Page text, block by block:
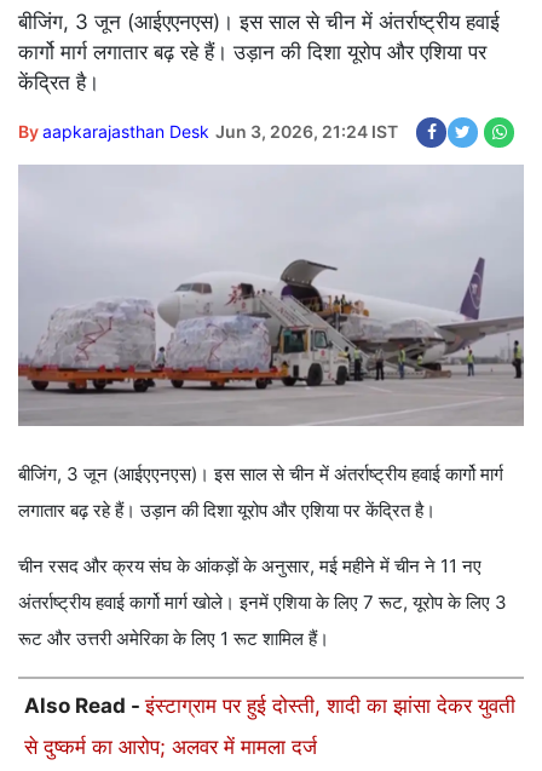
बीजिंग, 3 जून (आईएएनएस)। इस साल से चीन में अंतर्राष्ट्रीय हवाई
कार्गो मार्ग लगातार बढ़ रहे हैं। उड़ान की दिशा यूरोप और एशिया पर
केंद्रित है।
Byaapkarajasthan Desk Jun 3, 2026, 21:24 IST
बीजिंग, 3 जून (आईएएनएस)। इस साल से चीन में अंतर्राष्ट्रीय हवाई कार्गो मार्ग
लगातार बढ़ रहे हैं। उड़ान की दिशा यूरोप और एशिया पर केंद्रित है।
चीन रसद और क्रय संघ के आंकड़ों के अनुसार, मई महीने में चीन ने 11 नए
अंतर्राष्ट्रीय हवाई कार्गो मार्ग खोले। इनमें एशिया के लिए 7 रूट, यूरोप के लिए 3
रूट और उत्तरी अमेरिका के लिए 1 रूट शामिल हैं।
Also Read -इंस्टाग्राम पर हुई दोस्ती, शादी का झांसा देकर युवती
से दुष्कर्म का आरोप; अलवर में मामला दर्ज